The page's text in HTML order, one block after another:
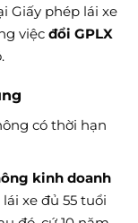
Giấy phép lái xe
việc đổi GPLX
có thời hạn
kinh doanh
xe đủ 55 tuổi